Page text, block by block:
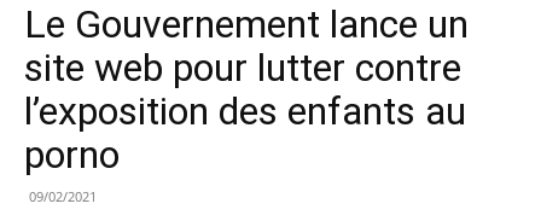
Le Gouvernement lance un
site web pour lutter contre
l’exposition des enfants au
porno
09/02/2021